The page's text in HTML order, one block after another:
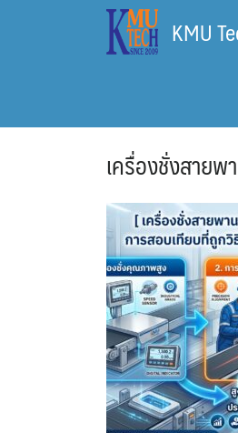
KMU
เครื่องชั่งสาย